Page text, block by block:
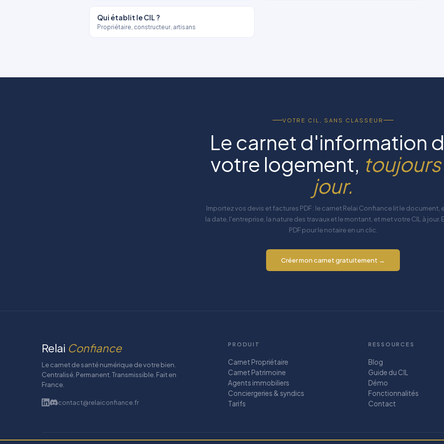
Qui établit le CIL ?
Propriétaire, constructeur, artisans
VOTRE CIL, SANS CLASSEUR
Le carnet d'information
votre logement, toujours
jour.
Importez vos devis et factures PDF : le carnet Relai Confiance lit le document,
la date, l'entreprise, la nature des travaux et le montant, et met votre CIL à jour.
PDF pour le notaire en un clic.
Créer mon carnet gratuitement →
Relai Confiance
Le carnet de santé numérique de votre bien.
Centralisé. Permanent. Transmissible. Fait en
France.
contact@relaiconfiance.fr
PRODUIT
Carnet Propriétaire
Carnet Patrimoine
Agents immobiliers
Conciergeries & syndics
Tarifs
RESSOURCES
Blog
Guide du CIL
Démo
Fonctionnalités
Contact